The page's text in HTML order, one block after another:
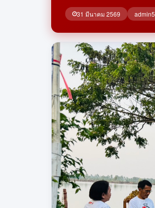
31 มีนาคม 2569 admin5